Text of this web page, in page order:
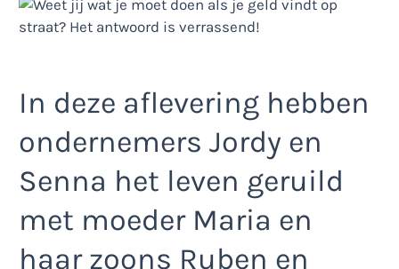
In deze aflevering hebben
ondernemers Jordy en
Senna het leven geruild
met moeder Maria en
haar zoons Ruben en